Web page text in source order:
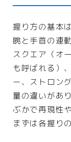
握り方の基本
腕と手首の連
スクエア（オ
も呼ばれる）
ー、ストロン
量の違いがあ
ぶかで再現性
まずは各握り